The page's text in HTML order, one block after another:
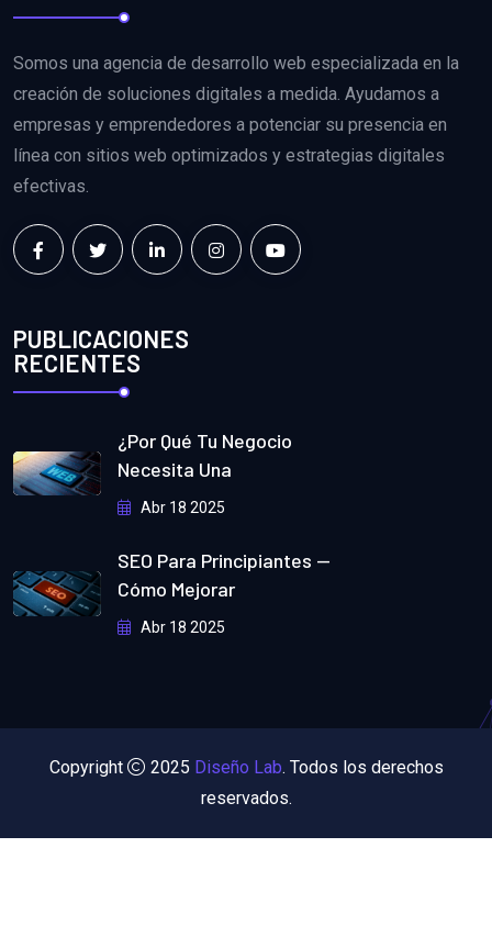
Somos una agencia de desarrollo web especializada en la
creación de soluciones digitales a medida. Ayudamos a
empresas y emprendedores a potenciar su presencia en
línea con sitios web optimizados y estrategias digitales
efectivas.
PUBLICACIONES
RECIENTES
¿Por Qué Tu Negocio
Necesita Una
Abr 18 2025
SEO Para Principiantes —
Cómo Mejorar
Abr 18 2025
Copyright 2025 Diseño Lab. Todos los derechos
reservados.